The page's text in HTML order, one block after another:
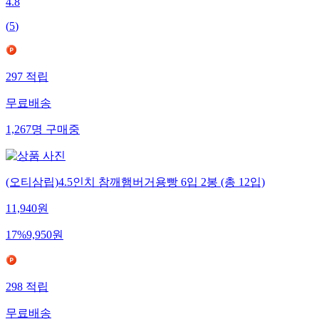
4.8
(5)
297적립
무료배송
1,267명구매중
(오티삼립)4.5인치 참깨햄버거용빵 6입 2봉 (총 12입)
11,940원
17%9,950원
298적립